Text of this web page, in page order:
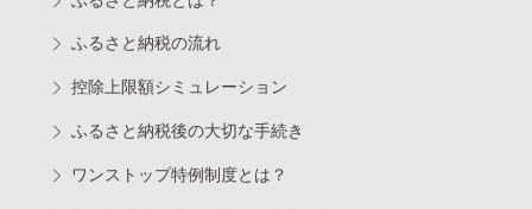
ふるさと納税の流れ
控除上限額シミュレーション
ふるさと納税後の大切な手続き
ワンストップ特例制度とは？